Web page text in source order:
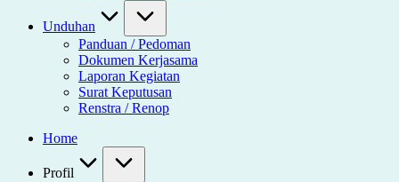
Unduhan
Panduan / Pedoman
Dokumen Kerjasama
Laporan Kegiatan
Surat Keputusan
Renstra / Renop
Home
Profil